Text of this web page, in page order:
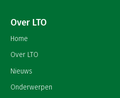
Over LTO
Home
Over LTO
Nieuws
Onderwerpen